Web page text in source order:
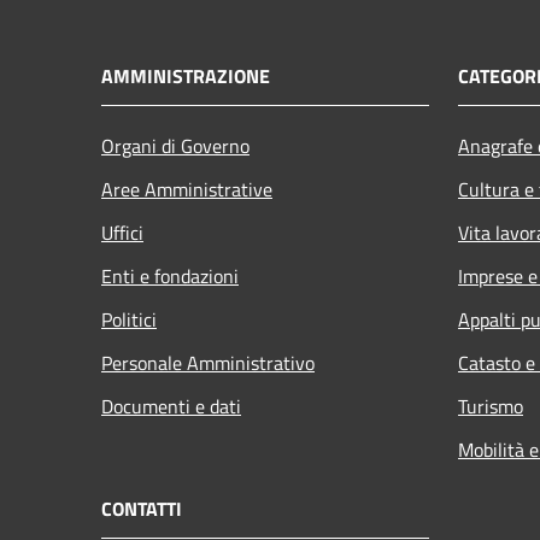
AMMINISTRAZIONE
Organi di Governo
Aree Amministrative
Uffici
Enti e fondazioni
Politici
Personale Amministrativo
Documenti e dati
Cultura
Vita
Imprese
Appalti
Catasto
Turismo
Mobilità
CONTATTI